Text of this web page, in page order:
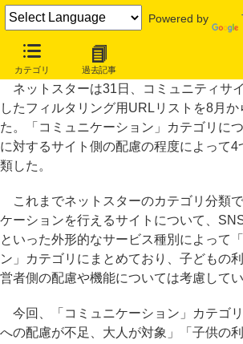
Powered by
カテゴリ 過去記事
ネットスター、コミュニティサイトのフィルタ
ネットスターは31日、コミュニティサ
したフィルタリング用URLリストを8月
た。「コミュニケーション」カテゴリに
に対するサイト側の配慮の程度によって4
類した。
これまでネットスターのカテゴリ分類
ケーションを行えるサイトについて、
といった外形的なサービス種別によって
ン」カテゴリにまとめており、子どもの
営者側の配慮や機能については考慮してい
今回、「コミュニケーション」カテゴ
への配慮が不足、大人が対象」「子供の